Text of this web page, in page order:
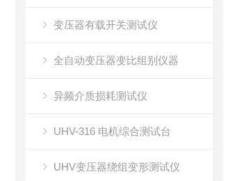
变压器有载开关测试仪
全自动变压器变比组别仪器
异频介质损耗测试仪
UHV-316 电机综合测试台
UHV变压器绕组变形测试仪